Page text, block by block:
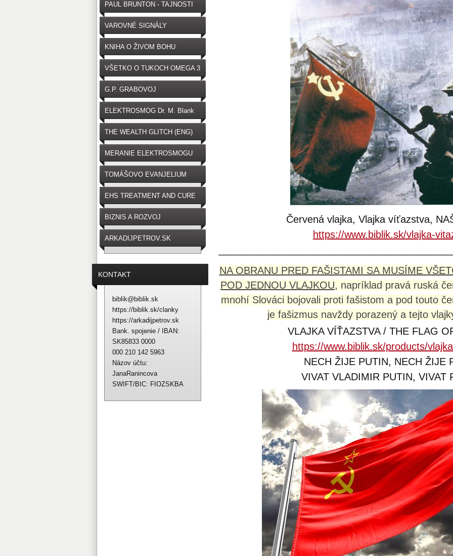
Červená vlajka, Vlajka víťazstva,
https://www.biblik.sk/vlajka-
NA OBRANU PRED FAŠISTAMI SA MUSÍME
POD JEDNOU VLAJKOU, napríklad pravá ruská
mnohí Slováci bojovali proti fašistom a pod touto
je fašizmus navždy porazený a tejto
VLAJKA VÍŤAZSTVA / THE FLAG
https://www.biblik.sk/products/
NECH ŽIJE PUTIN, NECH ŽIJE
VIVAT VLADIMIR PUTIN, VIVAT
PAUL BRUNTON - TAJNOSTI
VAROVNÉ SIGNÁLY
OČKOVANIA
KNIHA O ŽIVOM BOHU
VŠETKO O TUKOCH OMEGA 3
G.P. GRABOVOJ
ELEKTROSMOG Dr. M. Blank
THE WEALTH GLITCH (ENG)
MERANIE ELEKTROSMOGU
TOMÁŠOVO EVANJELIUM
EHS TREATMENT AND CURE
BIZNIS A ROZVOJ
ARKADIJPETROV.SK
KONTAKT
biblik@biblik.sk
https://biblik.sk/clanky
https://arkadijpetrov.sk
Bank. spojenie / IBAN:
SK85833 0000
000 210 142 5963
Názov účtu:
JanaRanincova
SWIFT/BIC: FIOZSKBA